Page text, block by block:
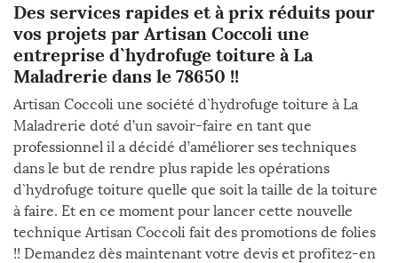
Des services rapides et à prix réduits pour
vos projets par Artisan Coccoli une
entreprise d`hydrofuge toiture à La
Maladrerie dans le 78650 !!
Artisan Coccoli une société d`hydrofuge toiture à La
Maladrerie doté d’un savoir-faire en tant que
professionnel il a décidé d’améliorer ses techniques
dans le but de rendre plus rapide les opérations
d`hydrofuge toiture quelle que soit la taille de la toiture
à faire. Et en ce moment pour lancer cette nouvelle
technique Artisan Coccoli fait des promotions de folies
!! Demandez dès maintenant votre devis et profitez-en